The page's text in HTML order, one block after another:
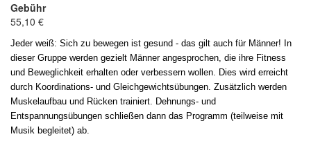
Gebühr
55,10 €
Jeder weiß: Sich zu bewegen ist gesund - das gilt auch für Männer! In
dieser Gruppe werden gezielt Männer angesprochen, die ihre Fitness
und Beweglichkeit erhalten oder verbessern wollen. Dies wird erreicht
durch Koordinations- und Gleichgewichtsübungen. Zusätzlich werden
Muskelaufbau und Rücken trainiert. Dehnungs- und
Entspannungsübungen schließen dann das Programm (teilweise mit
Musik begleitet) ab.